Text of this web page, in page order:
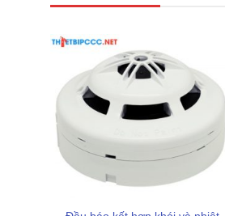
Điểm khác biệt lớn nhất của